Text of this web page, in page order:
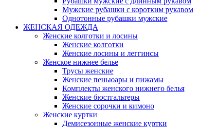
Мужские рубашки с коротким рукавом
Однотонные рубашки мужские
ЖЕНСКАЯ ОДЕЖДА
Женские колготки и лосины
Женские колготки
Женские лосины и леггинсы
Женское нижнее белье
Трусы женские
Женские пеньюары и пижамы
Комплекты женского нижнего белья
Женские бюстгальтеры
Женские сорочки и кимоно
Женские куртки
Демисезонные женские куртки